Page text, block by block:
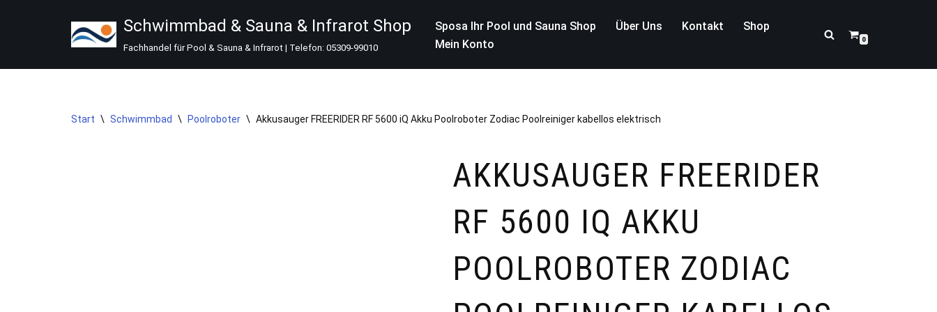
springen
Schwimmbad & Sauna & Infrarot Shop
Fachhandel für Pool & Sauna & Infrarot | Telefon: 05309-99010
Sposa Ihr Pool und Sauna Shop Über Uns Kontakt
Shop
Mein Konto
0
Start \ Schwimmbad \ Poolroboter \ Akkusauger FREERIDER RF 5600 iQ Akku Poolroboter Zodiac Poolreiniger kabellos elektrisch
AKKUSAUGER FREERIDER
RF 5600 IQ AKKU
POOLROBOTER ZODIAC